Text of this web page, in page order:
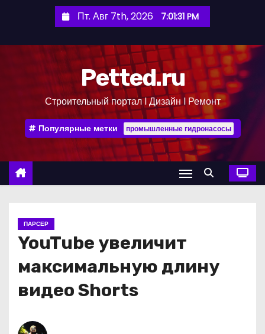
е
Пт. Авг 7th, 2026 7:01:32 PM
Petted.ru
Строительный портал l Дизайн l Ремонт
Популярные метки промышленные гидронасосы
ПАРСЕР
YouTube увеличит
максимальную длину
видео Shorts